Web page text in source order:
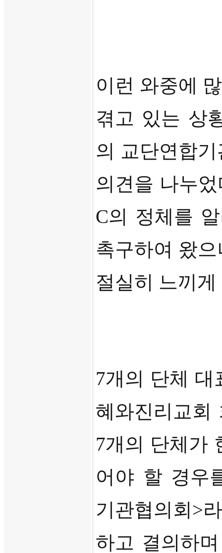
이런 와중에
겪고 있는 상
의 교단연합
의견을 나누었
C의 정체를
촉구하여 왔
절실히 느끼
7개의 단체
혜와진리교회
7개의 단체가
어야 할 경우
기관협의회>
하고 결의하